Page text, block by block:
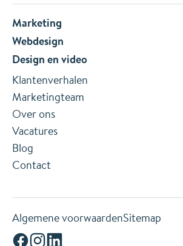
Marketing
Webdesign
Designenvideo
Klantenverhalen
Marketingteam
Over ons
Vacatures
Blog
Contact
Algemene voorwaardenSitemap
FacebookInstagram